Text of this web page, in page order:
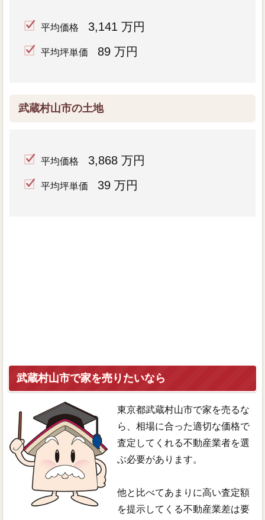
平均価格 3,141 万円
平均坪単価 89 万円
武蔵村山市の土地
平均価格 3,868 万円
平均坪単価 39 万円
武蔵村山市で家を売りたいなら
東京都武蔵村山市で家を売るな
ら、相場に合った適切な価格で
査定してくれる不動産業者を選
ぶ必要があります。
他と比べてあまりに高い査定額
を提示してくる不動産業差は要